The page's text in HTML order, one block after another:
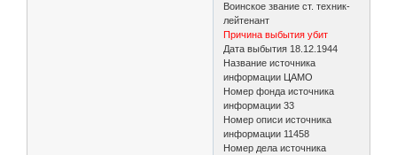
Воинское звание ст. техник-
лейтенант
Причина выбытия убит
Дата выбытия 18.12.1944
Название источника
информации ЦАМО
Номер фонда источника
информации 33
Номер описи источника
информации 11458
Номер дела источника